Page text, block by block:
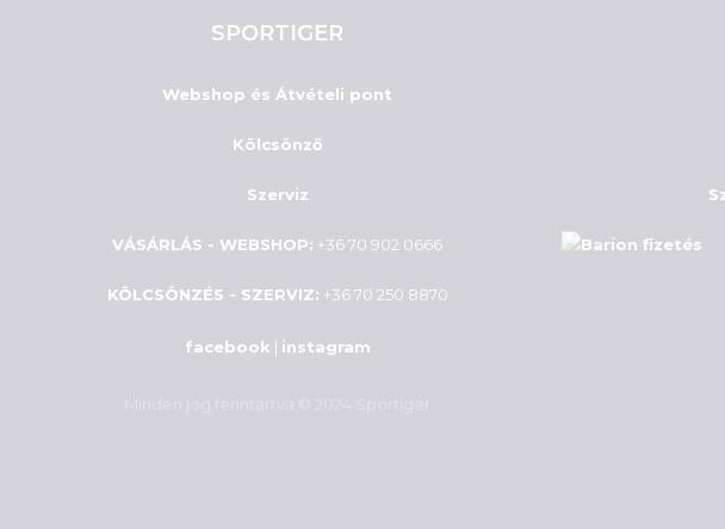
SPORTIGER
Webshop és Átvételi pont
Kölcsönző
Szerviz
VÁSÁRLÁS - WEBSHOP: +36 70 902 0666
KÖLCSÖNZÉS - SZERVIZ: +36 70 250 8870
facebook | instagram